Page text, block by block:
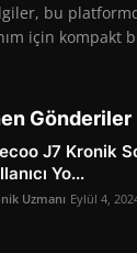
bu
için kompakt
Gönderiler
J7 Kronik
Yo...
Uzmanı Eylül 4,